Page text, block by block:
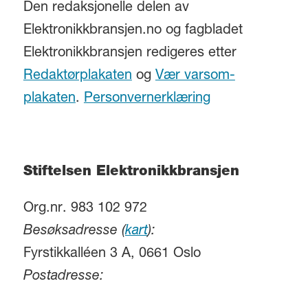
Den redaksjonelle delen av
Elektronikkbransjen.no og fagbladet
Elektronikkbransjen redigeres etter
Redaktørplakatenog Vær varsom-
plakaten. Personvernerklæring
Stiftelsen Elektronikkbransjen
Org.nr. 983 102 972
Besøksadresse (kart):
Fyrstikkalléen 3 A, 0661 Oslo
Postadresse: